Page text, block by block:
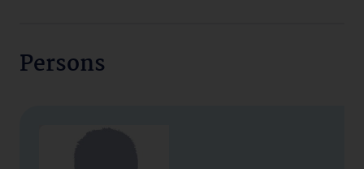
Persons